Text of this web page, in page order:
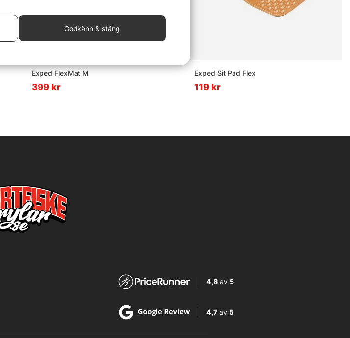
Exped FlexMat M
399 kr
Exped Sit Pad Flex
119 kr
4,8av 5
4,7av 5
Godkänn & stäng